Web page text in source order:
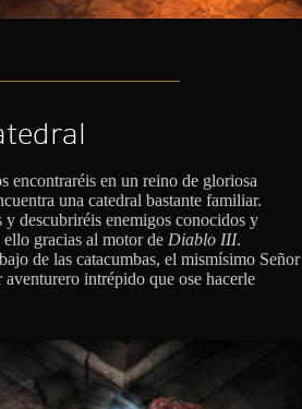
encontraréis en un reino de gloriosa
una catedral bastante familiar.
descubriréis enemigos conocidos y
gracias al motor de Diablo III.
de las catacumbas, el mismísimo Señor
intrépido que ose hacerle